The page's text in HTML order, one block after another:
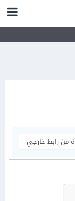
من رابط خارجي